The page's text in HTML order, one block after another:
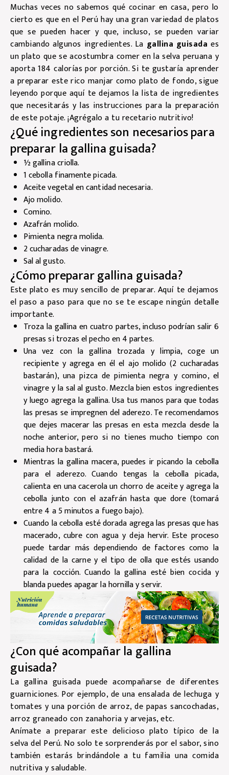
Muchas veces no sabemos qué cocinar en casa, pero lo
cierto es que en el Perú hay una gran variedad de platos
que se pueden hacer y que, incluso, se pueden variar
cambiando algunos ingredientes. La gallina guisada es
un plato que se acostumbra comer en la selva peruana y
aporta 184 calorías por porción. Si te gustaría aprender
a preparar este rico manjar como plato de fondo, sigue
leyendo porque aquí te dejamos la lista de ingredientes
que necesitarás y las instrucciones para la preparación
de este potaje. ¡Agrégalo a tu recetario nutritivo!
¿Qué ingredientes son necesarios para
preparar la gallina guisada?
½ gallina criolla.
1 cebolla finamente picada.
Aceite vegetal en cantidad necesaria.
Ajo molido.
Comino.
Azafrán molido.
Pimienta negra molida.
2 cucharadas de vinagre.
Sal al gusto.
¿Cómo preparar gallina guisada?
Este plato es muy sencillo de preparar. Aquí te dejamos
el paso a paso para que no se te escape ningún detalle
importante.
Troza la gallina en cuatro partes, incluso podrían salir 6
presas si trozas el pecho en 4 partes.
Una vez con la gallina trozada y limpia, coge un
recipiente y agrega en él el ajo molido (2 cucharadas
bastarán), una pizca de pimienta negra y comino, el
vinagre y la sal al gusto. Mezcla bien estos ingredientes
y luego agrega la gallina. Usa tus manos para que todas
las presas se impregnen del aderezo. Te recomendamos
que dejes macerar las presas en esta mezcla desde la
noche anterior, pero si no tienes mucho tiempo con
media hora bastará.
Mientras la gallina macera, puedes ir picando la cebolla
para el aderezo. Cuando tengas la cebolla picada,
calienta en una cacerola un chorro de aceite y agrega la
cebolla junto con el azafrán hasta que dore (tomará
entre 4 a 5 minutos a fuego bajo).
Cuando la cebolla esté dorada agrega las presas que has
macerado, cubre con agua y deja hervir. Este proceso
puede tardar más dependiendo de factores como la
calidad de la carne y el tipo de olla que estés usando
para la cocción. Cuando la gallina esté bien cocida y
blanda puedes apagar la hornilla y servir.
¿Con qué acompañar la gallina
guisada?
La gallina guisada puede acompañarse de diferentes
guarniciones. Por ejemplo, de una ensalada de lechuga y
tomates y una porción de arroz, de papas sancochadas,
arroz graneado con zanahoria y arvejas, etc.
Anímate a preparar este delicioso plato típico de la
selva del Perú. No solo te sorprenderás por el sabor, sino
también estarás brindándole a tu familia una comida
nutritiva y saludable.